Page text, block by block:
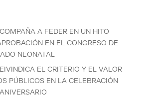
A FEDER EN UN HITO
EN EL CONGRESO DE
NEONATAL
EL CRITERIO Y EL VALOR
PÚBLICOS EN LA CELEBRACIÓN